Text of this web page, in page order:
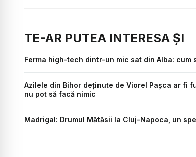
TE-AR PUTEA INTERESA ȘI
Ferma high-tech dintr-un mic sat din Alba:
Azilele din Bihor deținute de Viorel Pașca ar fi
nu pot să facă nimic
Madrigal: Drumul Mătăsii la Cluj-Napoca, un